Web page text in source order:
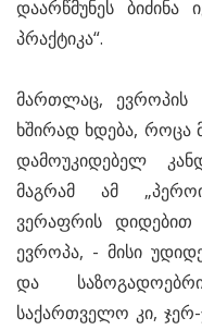
დაარწმუნეს ბიძინა
პრაქტიკა“.
მართლაც, ევროპის
ხშირად ხდება, როცა
დამოუკიდებელ
მაგრამ ამ
ვერაფრის დიდებით
ევროპა, - მისი
და
საქართველო კი,